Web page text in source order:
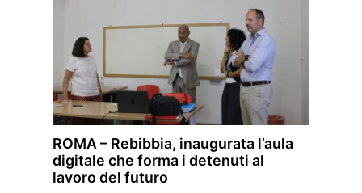
ROMA – Rebibbia, inaugurata l’aula
digitale che forma i detenuti al
lavoro del futuro